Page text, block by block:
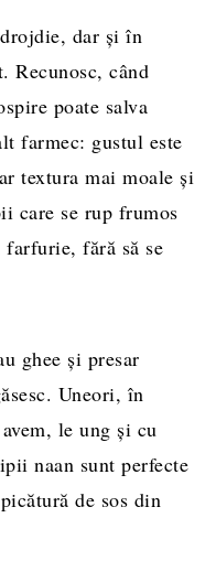
dar și în
Recunosc, când
poate salva
farmec: gustul este
textura mai moale și
care se rup frumos
fără să se
ghee și presar
Uneori, în
le ung și cu
naan sunt perfecte
de sos din